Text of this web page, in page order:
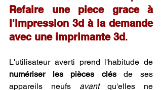
Refaire une piece grace à
l'impression 3d à la demande
avec une imprimante 3d.
numériser les pièces clés de ses
appareils neufs avant qu'elles ne